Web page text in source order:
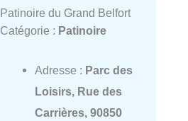
Patinoire du Grand Belfort
Catégorie : Patinoire
Adresse : Parc des
Loisirs, Rue des
Carrières, 90850